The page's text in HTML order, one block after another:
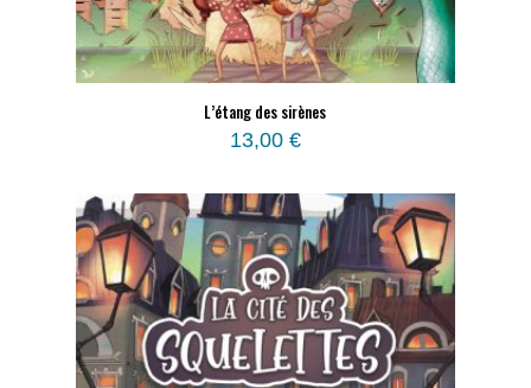
L’étang des sirènes
13,00 €